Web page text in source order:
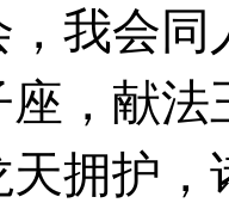
，我会
座，献
天拥护，